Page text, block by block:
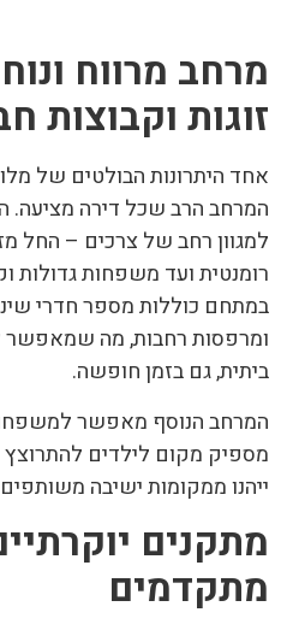
מרחב מרווח
זוגות וקבוצות
אחד היתרונות הבולטים של
המרחב הרב שכל דירה מציעה.
למגוון רחב של צרכים – החל
רומנטית ועד משפחות גדולות
במתחם כוללות מספר חדרי
ומרפסות רחבות, מה שמאפשר
ביתית, גם בזמן חופשה.
המרחב הנוסף מאפשר
מספיק מקום לילדים להתרוצץ
ייהנו ממקומות ישיבה
מתקנים
מתקדמים